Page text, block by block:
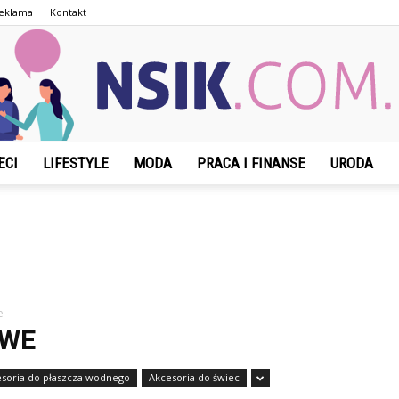
Kontakt
LIFESTYLE MODA PRACA I FINANSE URODA
do płaszcza wodnego Akcesoria do świec